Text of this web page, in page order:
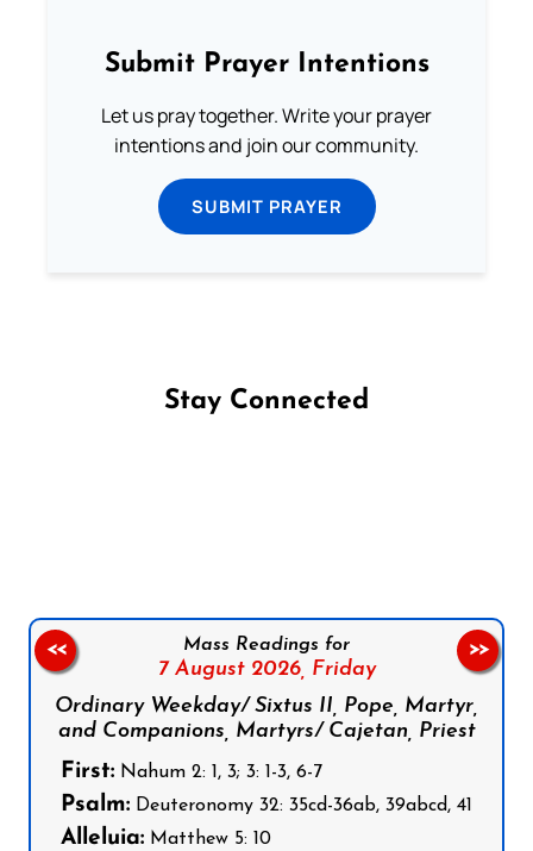
Submit Prayer Intentions
Let us pray together. Write your prayer
intentions and join our community.
SUBMIT PRAYER
Stay Connected
Mass Readings for
7 August 2026, Friday
Ordinary Weekday/ Sixtus II, Pope, Martyr,
and Companions, Martyrs/ Cajetan, Priest
First: Nahum 2: 1, 3; 3: 1-3, 6-7
Psalm: Deuteronomy 32: 35cd-36ab, 39abcd, 41
Alleluia: Matthew 5: 10
<< >>